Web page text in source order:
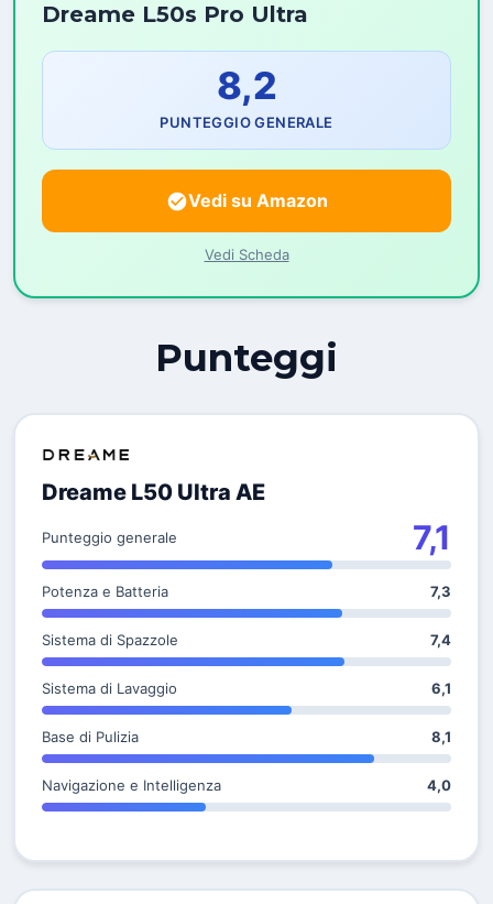
Dreame L50s Pro Ultra
8,2
PUNTEGGIO GENERALE
Vedi su Amazon
Vedi Scheda
Punteggi
Dreame L50 Ultra AE
Punteggio generale 7,1
Potenza e Batteria 7,3
Sistema di Spazzole 7,4
Sistema di Lavaggio 6,1
Base di Pulizia 8,1
Navigazione e Intelligenza 4,0